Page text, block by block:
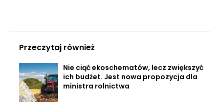
Przeczytaj również
Nie ciąć ekoschematów, lecz zwiększyć
ich budżet. Jest nowa propozycja dla
ministra rolnictwa